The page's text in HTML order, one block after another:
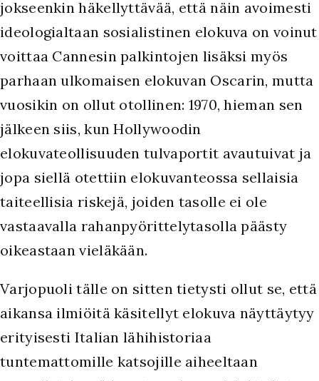
jokseenkin häkellyttävää, että näin avoimesti
ideologialtaan sosialistinen elokuva on voinut
voittaa Cannesin palkintojen lisäksi myös
parhaan ulkomaisen elokuvan Oscarin, mutta
vuosikin on ollut otollinen: 1970, hieman sen
jälkeen siis, kun Hollywoodin
elokuvateollisuuden tulvaportit avautuivat ja
jopa siellä otettiin elokuvanteossa sellaisia
taiteellisia riskejä, joiden tasolle ei ole
vastaavalla rahanpyörittelytasolla päästy
oikeastaan vieläkään.
Varjopuoli tälle on sitten tietysti ollut se, että
aikansa ilmiöitä käsitellyt elokuva näyttäytyy
erityisesti Italian lähihistoriaa
tuntemattomille katsojille aiheeltaan